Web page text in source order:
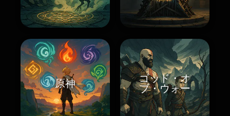
原神
ゴッド・オ
ブ・ウォー